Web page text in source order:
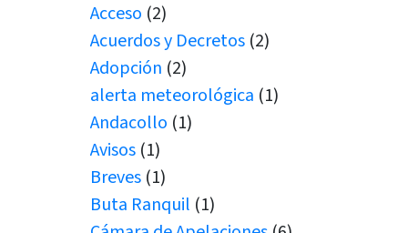
Acceso (2)
Acuerdos y Decretos (2)
Adopción (2)
alerta meteorológica (1)
Andacollo (1)
Avisos (1)
Breves (1)
Buta Ranquil (1)